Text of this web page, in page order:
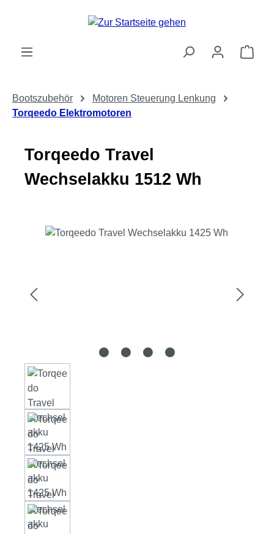
Zum Hauptinhalt springen
Bootszubehör
Motoren Steuerung Lenkung
Torqeedo Elektromotoren
Torqeedo Travel
Wechselakku 1512 Wh
Bildergalerie überspringen